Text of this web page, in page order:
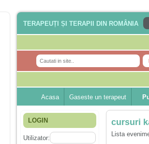
TERAPEUȚI ȘI TERAPII DIN ROMÂNIA
Acasa Gaseste un terapeut
LOGIN
Utilizator:
cursuri
Lista